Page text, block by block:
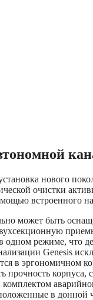
нового
очистки
встроенного
может быть
одном режиме, что
Genesis
в эргономичном
прочность корпуса,
в донной